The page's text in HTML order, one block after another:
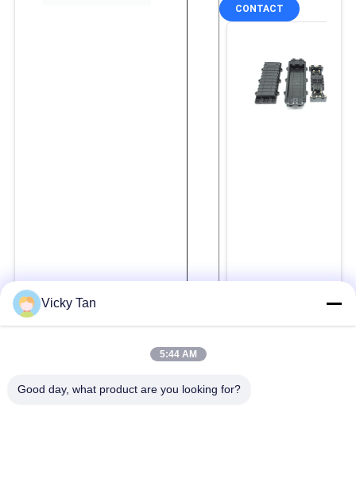
CONTACT
Vicky Tan
5:44 AM
Good day, what product are you looking for?